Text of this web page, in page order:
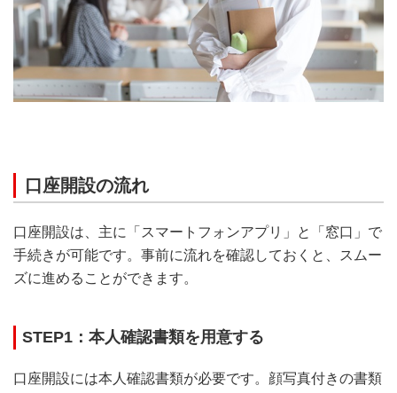
口座開設の流れ
口座開設は、主に「スマートフォンアプリ」と「窓口」で
手続きが可能です。事前に流れを確認しておくと、スムー
ズに進めることができます。
STEP1：本人確認書類を用意する
口座開設には本人確認書類が必要です。顔写真付きの書類